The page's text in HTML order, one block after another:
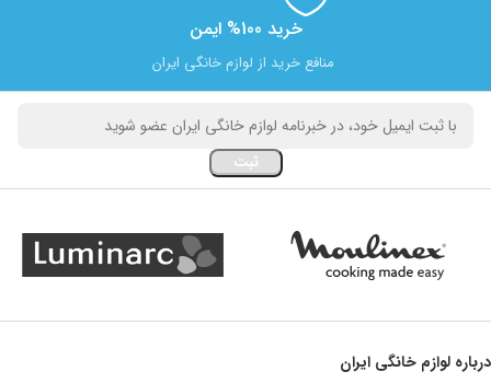
خرید 100% ایمن
منافع خرید از لوازم خانگی ایران
درباره لوازم خانگی ایران